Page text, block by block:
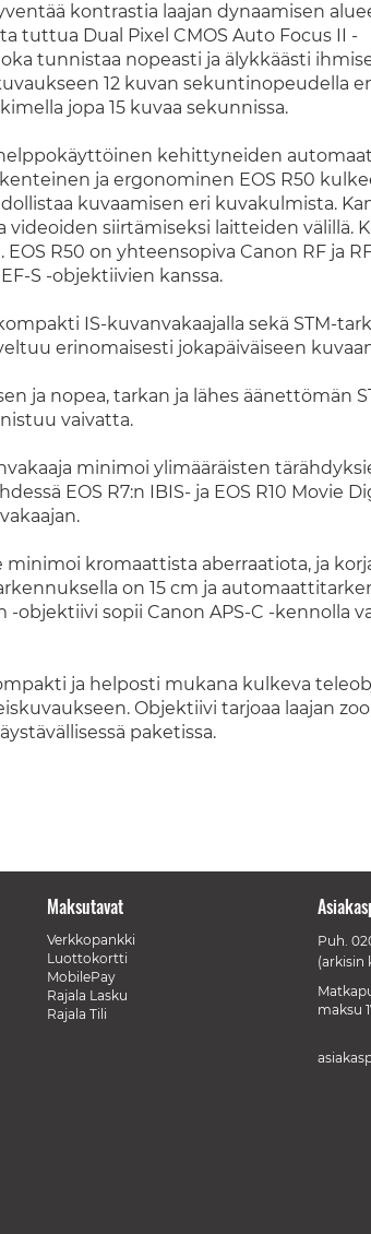
kontrastia laajan dynaamisen
tuttua Dual Pixel CMOS Auto Focus II -
tunnistaa nopeasti ja älykkäästi
12 kuvan sekuntinopeudella
jopa 15 kuvaa sekunnissa.
kehittyneiden
ja ergonominen EOS R50
kuvaamisen eri kuvakulmista.
siirtämiseksi laitteiden välillä.
R50 on yhteensopiva Canon RF ja
S -objektiivien kanssa.
IS-kuvanvakaajalla sekä STM-
erinomaisesti jokapäiväiseen
ja nopea, tarkan ja lähes äänettömän
vaivatta.
minimoi ylimääräisten
EOS R7:n IBIS- ja EOS R10 Movie
kromaattista aberraatiota, ja
on 15 cm ja
objektiivi sopii Canon APS-C -kennolla
ja helposti mukana kulkeva
Objektiivi tarjoaa laajan
paketissa.
Maksutavat
Verkkopankki
Luottokortti
MobilePay
Rajala Lasku
Rajala Tili
Puh.
(arkisin
maksu